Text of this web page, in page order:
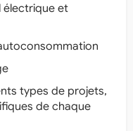
électrique et
types de projets,
de chaque